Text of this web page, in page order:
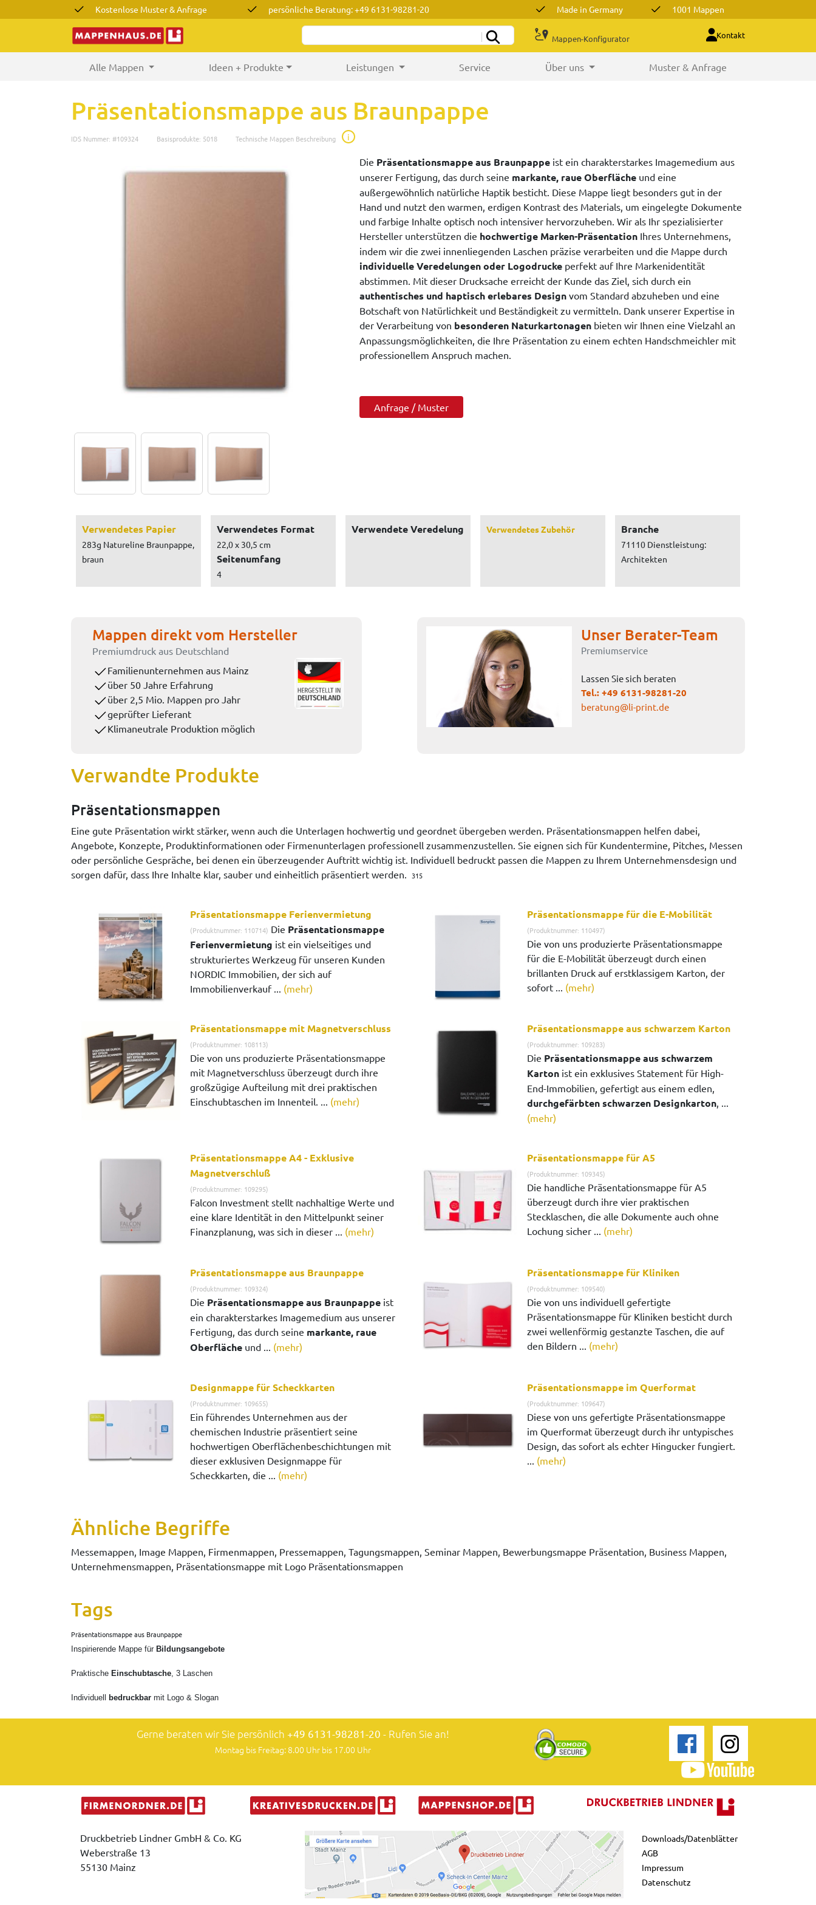
Kostenlose Muster & Anfrage persönliche Beratung: +49 6131-98281-20 Made in Germany 1001 Mappen
Mappen-Konfigurator Kontakt
Alle Mappen (current) Ideen + Produkte Leistungen Service Über uns Muster & Anfrage
Präsentationsmappe aus Braunpappe
IDS Nummer: #109324 Basisprodukte: 5018 Technische Mappen Beschreibung i
Die Präsentationsmappe aus Braunpappe ist ein charakterstarkes Imagemedium aus
unserer Fertigung, das durch seine markante, raue Oberfläche und eine
außergewöhnlich natürliche Haptik besticht. Diese Mappe liegt besonders gut in der
Hand und nutzt den warmen, erdigen Kontrast des Materials, um eingelegte Dokumente
und farbige Inhalte optisch noch intensiver hervorzuheben. Wir als Ihr spezialisierter
Hersteller unterstützen die hochwertige Marken-Präsentation Ihres Unternehmens,
indem wir die zwei innenliegenden Laschen präzise verarbeiten und die Mappe durch
individuelle Veredelungen oder Logodrucke perfekt auf Ihre Markenidentität
abstimmen. Mit dieser Drucksache erreicht der Kunde das Ziel, sich durch ein
authentisches und haptisch erlebares Design vom Standard abzuheben und eine
Botschaft von Natürlichkeit und Beständigkeit zu vermitteln. Dank unserer Expertise in
der Verarbeitung von besonderen Naturkartonagen bieten wir Ihnen eine Vielzahl an
Anpassungsmöglichkeiten, die Ihre Präsentation zu einem echten Handschmeichler mit
professionellem Anspruch machen.
Anfrage / Muster
Verwendetes Papier
283g Natureline Braunpappe,
braun
Verwendetes Format
22,0 x 30,5 cm
Seitenumfang
4
Verwendete Veredelung Verwendetes Zubehör Branche
71110 Dienstleistung:
Architekten
Mappen direkt vom Hersteller
Premiumdruck aus Deutschland
Familienunternehmen aus Mainz
über 50 Jahre Erfahrung
über 2,5 Mio. Mappen pro Jahr
geprüfter Lieferant
Klimaneutrale Produktion möglich
Unser Berater-Team
Premiumservice
Lassen Sie sich beraten
Tel.: +49 6131-98281-20
beratung@li-print.de
Verwandte Produkte
Präsentationsmappen
Eine gute Präsentation wirkt stärker, wenn auch die Unterlagen hochwertig und geordnet übergeben werden. Präsentationsmappen helfen dabei,
Angebote, Konzepte, Produktinformationen oder Firmenunterlagen professionell zusammenzustellen. Sie eignen sich für Kundentermine, Pitches, Messen
oder persönliche Gespräche, bei denen ein überzeugender Auftritt wichtig ist. Individuell bedruckt passen die Mappen zu Ihrem Unternehmensdesign und
sorgen dafür, dass Ihre Inhalte klar, sauber und einheitlich präsentiert werden.
315
Präsentationsmappe Ferienvermietung
(Produktnummer: 110714) Die Präsentationsmappe
Ferienvermietung ist ein vielseitiges und
strukturiertes Werkzeug für unseren Kunden
NORDIC Immobilien, der sich auf
Immobilienverkauf ... (mehr)
Präsentationsmappe für die E-Mobilität
(Produktnummer: 110497)
Die von uns produzierte Präsentationsmappe
für die E-Mobilität überzeugt durch einen
brillanten Druck auf erstklassigem Karton, der
sofort ... (mehr)
Präsentationsmappe mit Magnetverschluss
(Produktnummer: 108113)
Die von uns produzierte Präsentationsmappe
mit Magnetverschluss überzeugt durch ihre
großzügige Aufteilung mit drei praktischen
Einschubtaschen im Innenteil. ... (mehr)
Präsentationsmappe aus schwarzem Karton
(Produktnummer: 109283)
Die Präsentationsmappe aus schwarzem
Kartonist ein exklusives Statement für High-
End-Immobilien, gefertigt aus einem edlen,
durchgefärbten schwarzen Designkarton, ...
(mehr)
Präsentationsmappe A4 - Exklusive
Magnetverschluß
(Produktnummer: 109295)
Falcon Investment stellt nachhaltige Werte und
eine klare Identität in den Mittelpunkt seiner
Finanzplanung, was sich in dieser ... (mehr)
Präsentationsmappe für A5
(Produktnummer: 109345)
Die handliche Präsentationsmappe für A5
überzeugt durch ihre vier praktischen
Stecklaschen, die alle Dokumente auch ohne
Lochung sicher ... (mehr)
Präsentationsmappe aus Braunpappe
(Produktnummer: 109324)
Die Präsentationsmappe aus Braunpappeist
ein charakterstarkes Imagemedium aus unserer
Fertigung, das durch seine markante, raue
Oberflächeund ... (mehr)
Präsentationsmappe für Kliniken
(Produktnummer: 109540)
Die von uns individuell gefertigte
Präsentationsmappe für Kliniken besticht durch
zwei wellenförmig gestanzte Taschen, die auf
den Bildern ... (mehr)
Designmappe für Scheckkarten
(Produktnummer: 109655)
Ein führendes Unternehmen aus der
chemischen Industrie präsentiert seine
hochwertigen Oberflächenbeschichtungen mit
dieser exklusiven Designmappe für
Scheckkarten, die ... (mehr)
Präsentationsmappe im Querformat
(Produktnummer: 109647)
Diese von uns gefertigte Präsentationsmappe
im Querformat überzeugt durch ihr untypisches
Design, das sofort als echter Hingucker fungiert.
... (mehr)
Ähnliche Begriffe
Messemappen, Image Mappen, Firmenmappen, Pressemappen, Tagungsmappen, Seminar Mappen, Bewerbungsmappe Präsentation, Business Mappen,
Unternehmensmappen, Präsentationsmappe mit Logo Präsentationsmappen
Tags
Präsentationsmappe aus Braunpappe
Inspirierende Mappe für Bildungsangebote
Praktische Einschubtasche, 3 Laschen
Individuell bedruckbar mit Logo & Slogan
Gerne beraten wir Sie persönlich +49 6131-98281-20 - Rufen Sie an!
Montag bis Freitag: 8.00 Uhr bis 17.00 Uhr
Druckbetrieb Lindner GmbH & Co. KG
Weberstraße 13
55130 Mainz
Downloads/Datenblätter
AGB
Impressum
Datenschutz